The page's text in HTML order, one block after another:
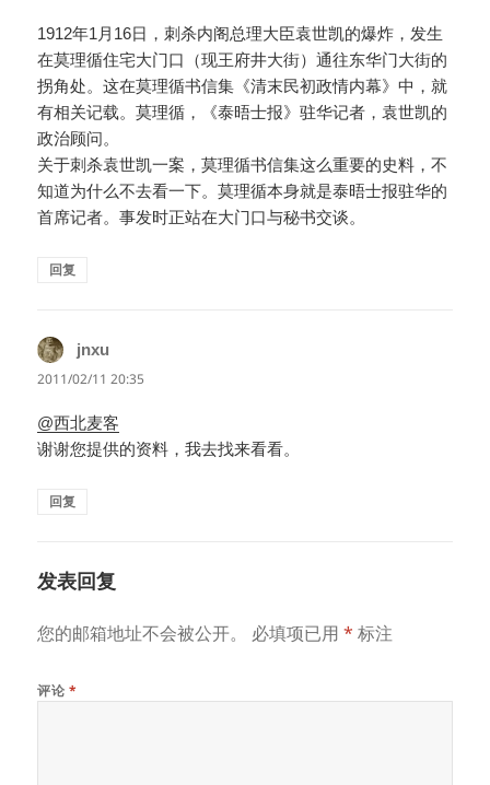
1912年1月16日，刺杀内阁总理大臣袁世凯的爆炸，发生
在莫理循住宅大门口（现王府井大街）通往东华门大街的
拐角处。这在莫理循书信集《清末民初政情内幕》中，就
有相关记载。莫理循，《泰晤士报》驻华记者，袁世凯的
政治顾问。
关于刺杀袁世凯一案，莫理循书信集这么重要的史料，不
知道为什么不去看一下。莫理循本身就是泰晤士报驻华的
首席记者。事发时正站在大门口与秘书交谈。
回复
jnxu
道：
2011/02/11 20:35
@西北麦客
谢谢您提供的资料，我去找来看看。
回复
发表回复
您的邮箱地址不会被公开。 必填项已用* 标注
评论 *